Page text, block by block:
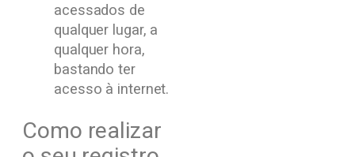
acessados de
qualquer lugar, a
qualquer hora,
bastando ter
acesso à internet.
Como realizar